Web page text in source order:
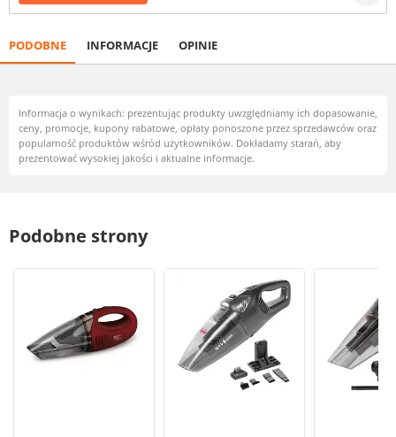
PODOBNE INFORMACJE OPINIE
Informacja o wynikach: prezentując produkty uwzględniamy ich dopasowanie,
ceny, promocje, kupony rabatowe, opłaty ponoszone przez sprzedawców oraz
popularność produktów wśród użytkowników. Dokładamy starań, aby
prezentować wysokiej jakości i aktualne informacje.
Podobne strony